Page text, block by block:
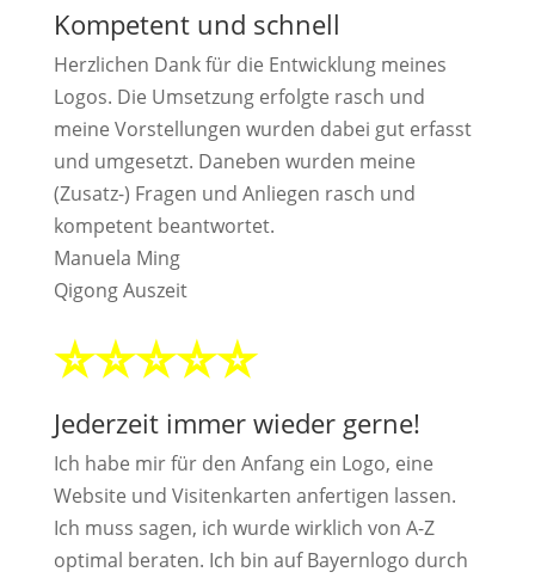
Kompetent und schnell
Herzlichen Dank für die Entwicklung meines
Logos. Die Umsetzung erfolgte rasch und
meine Vorstellungen wurden dabei gut erfasst
und umgesetzt. Daneben wurden meine
(Zusatz-) Fragen und Anliegen rasch und
kompetent beantwortet.
Manuela Ming
Qigong Auszeit
⭐⭐⭐⭐⭐
Jederzeit immer wieder gerne!
Ich habe mir für den Anfang ein Logo, eine
Website und Visitenkarten anfertigen lassen.
Ich muss sagen, ich wurde wirklich von A-Z
optimal beraten. Ich bin auf Bayernlogo durch